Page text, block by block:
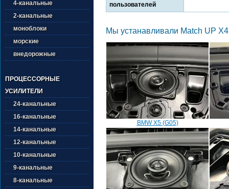
4-канальные
2-канальные
моноблоки
морские
внедорожные
ПРОЦЕССОРНЫЕ
УСИЛИТЕЛИ
24-канальные
16-канальные
14-канальные
12-канальные
10-канальные
9-канальные
8-канальные
пользователей
Мы устанавливали Match UP
BMW X5 (G05)